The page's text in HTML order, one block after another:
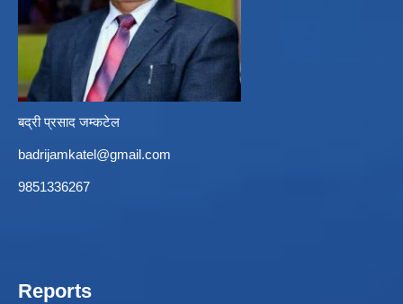
बद्री प्रसाद जम्कटेल
badrijamkatel@gmail.com
9851336267
Reports